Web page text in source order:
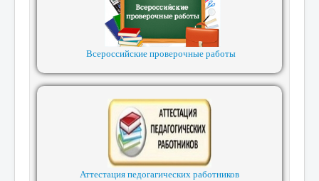
Всероссийские проверочные работы
Аттестация педогагических работников